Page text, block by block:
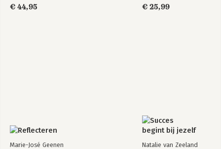
€ 44,95
€ 25,99
Marie-José Geenen Natalie van Zeeland